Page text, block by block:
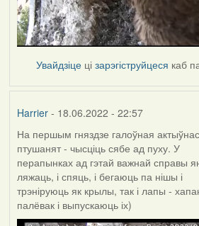
Увайдзіце цізарэгіструйцеся каб
Harrier- 18.06.2022 - 22:57
На першым гняздзе галоўная
птушанят - чысціць сябе ад пуху. У
перапынках ад гэтай важнай справы
ляжаць, і спяць, і бегаюць па нішы і
трэніруюць як крылы, так і лапы -
палёвак і выпускаюць іх)